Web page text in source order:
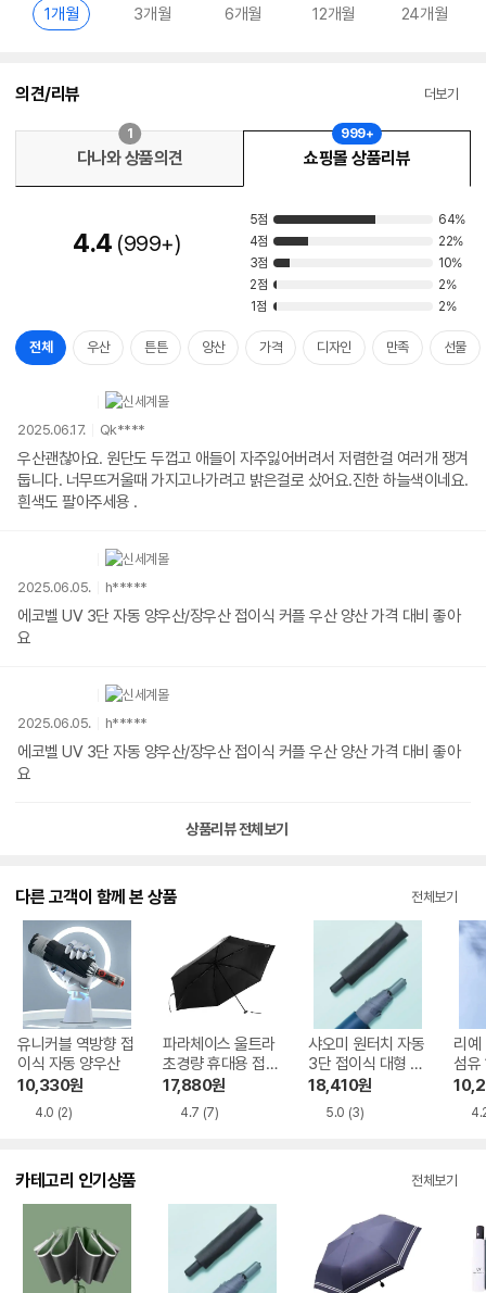
1개월 3개월 6개월 12개월 24개월
의견/리뷰 더보기
다나와 상품의견
1
쇼핑몰 상품리뷰
999+
4.4 999+
5점
64%
4점
22%
3점
10%
2점
2%
1점
2%
전체 우산 튼튼 양산 가격 디자인 만족 선물
2025.06.17. Qk****
우산괜찮아요. 원단도 두껍고 애들이 자주잃어버려서 저렴한걸 여러개 쟁겨
둡니다. 너무뜨거울때 가지고나가려고 밝은걸로 샀어요.진한 하늘색이네요.
흰색도 팔아주세용 .
2025.06.05. h*****
에코벨 UV 3단 자동 양우산/장우산 접이식 커플 우산 양산 가격 대비 좋아
요
2025.06.05. h*****
에코벨 UV 3단 자동 양우산/장우산 접이식 커플 우산 양산 가격 대비 좋아
요
상품리뷰 전체보기
다른 고객이 함께 본 상품 전체보기
유니커블 역방향 접
이식 자동 양우산
10,330원
4.0 (2)
파라체이스 울트라
초경량 휴대용 접이
식 암막 우양산 326
17,880원
4.7 (7)
샤오미 원터치 자동
3단 접이식 대형 양
우산
18,410원
5.0 (3)
리예
섬유
양우
카테고리 인기상품 전체보기